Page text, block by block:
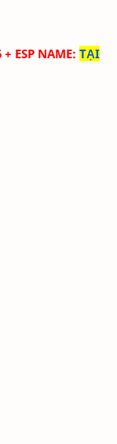
ESP NAME: TẠI